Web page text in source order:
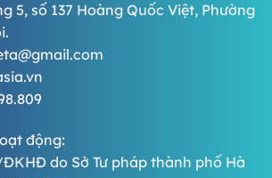
5, số 137 Hoàng Quốc Việt, Phường
động:
ĐKHĐ do Sở Tư pháp thành phố Hà